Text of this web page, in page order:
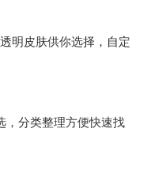
明皮肤供你选择，自定
，分类整理方便快速找